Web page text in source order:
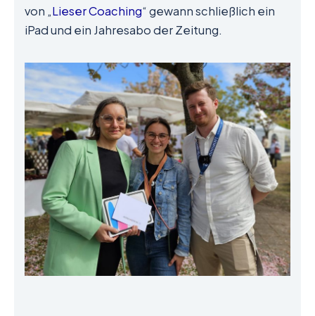
von „Lieser Coaching“ gewann schließlich ein
iPad und ein Jahresabo der Zeitung.